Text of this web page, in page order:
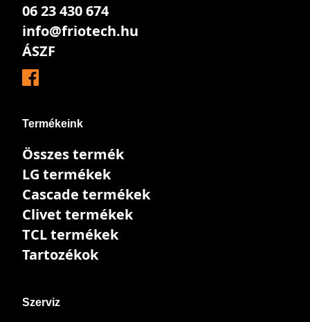
06 23 430 674
info@friotech.hu
ÁSZF
Termékeink
Összes termék
LG termékek
Cascade termékek
Clivet termékek
TCL termékek
Tartozékok
Szerviz